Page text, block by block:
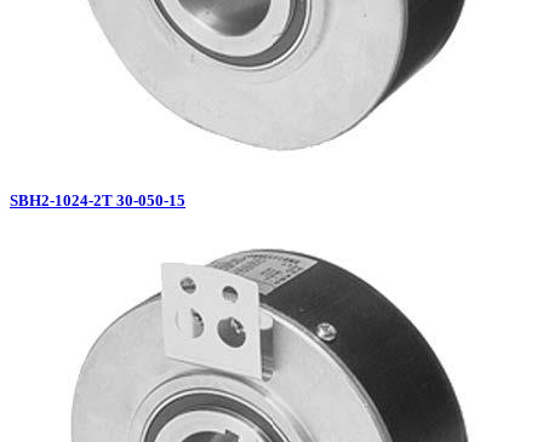
SBH2-1024-2T 30-050-15